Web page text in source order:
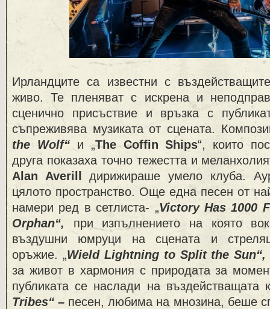
Ирландците са известни с
живо. Те пленяват с искрена и
сценично присъствие и връзка с
съпреживява музиката от сцената.
the Wolf“ и „The Coffin Ships“, които
друга показаха точно тежестта и
Alan Averill
дирижираше умело клуба.
цялото пространство. Още една песен от
намери ред в сетлиста- „Victory Has 1000
Orphan“, при изпълнението на която
въздушни юмруци на сцената и
оръжие. „Wield Lightning to Split the
за живот в хармония с природата за
публиката се наслади на въздействащата
Tribes“ – песен, любима на мнозина, беше